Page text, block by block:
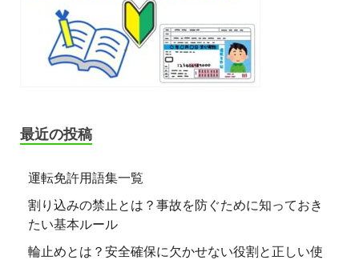
最近の投稿
運転免許用語集一覧
割り込みの禁止とは？事故を防ぐために知っておき
たい基本ルール
輪止めとは？安全確保に欠かせない役割と正しい使